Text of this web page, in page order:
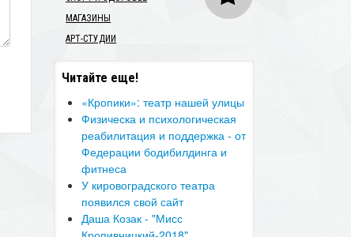
МАГАЗИНЫ
АРТ-СТУДИИ
Читайте еще!
​«Кропики»: театр нашей улицы
Физическа и психологическая
реабилитация и поддержка - от
Федерации бодибилдинга и
фитнеса
У кировоградского театра
появился свой сайт
Даша Козак - "Мисс